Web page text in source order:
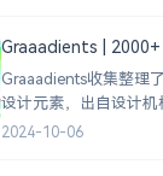
Graaadients |
Graaadients收集整理
设计元素，出自设计
变色比较鲜艳，更像是
2024-10-06